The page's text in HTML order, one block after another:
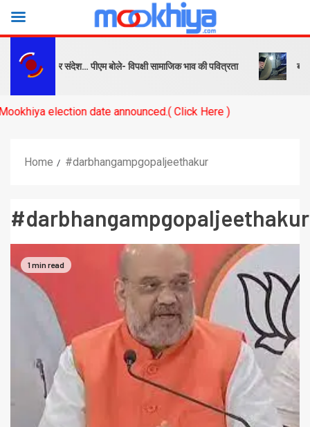
को सबक और संदेश… पीएम बोले- विपक्षी सामाजिक भाव की पवित्रता बनारस
election date announced.( Click Here )
Home #darbhangampgopaljeethakur
#darbhangampgopaljeethakur
1 min read